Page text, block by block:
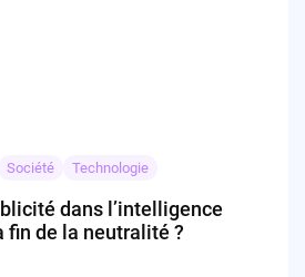
Société Technologie
dans l’intelligence
de la neutralité ?